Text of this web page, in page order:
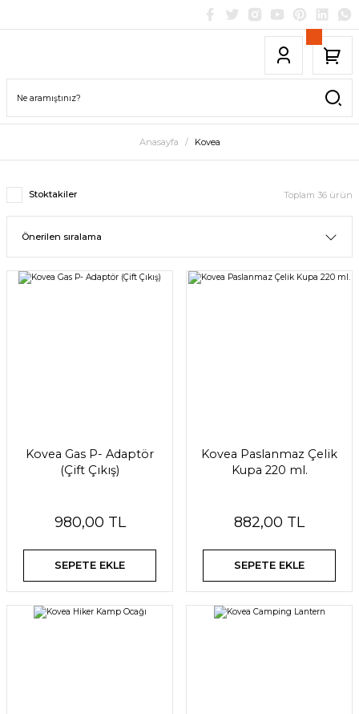
Anasayfa Kovea
Stoktakiler Toplam 36 ürün
Kovea Gas P- Adaptör
(Çift Çıkış)
980,00 TL
SEPETE EKLE
Kovea Paslanmaz Çelik
Kupa 220 ml.
882,00 TL
SEPETE EKLE